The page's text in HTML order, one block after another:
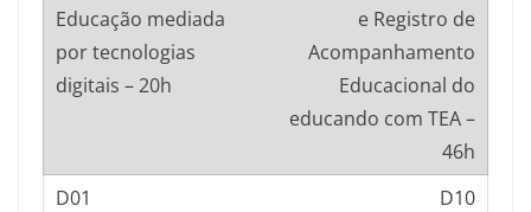
e Registro de
Acompanhamento
Educacional do
educando com TEA –
46h
D10